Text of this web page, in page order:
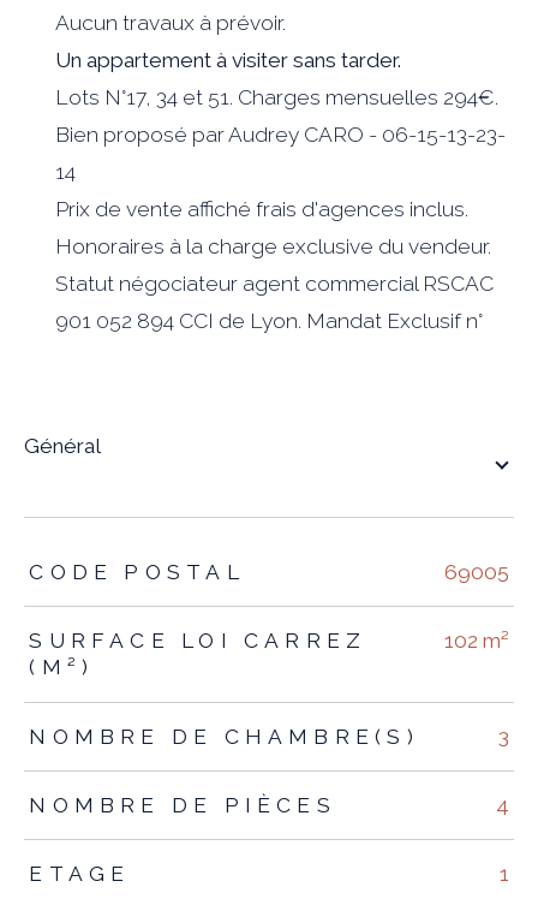
Aucun travaux à prévoir.
Un appartement à visiter sans tarder.
Lots N°17, 34 et 51. Charges mensuelles 294€.
Bien proposé par Audrey CARO - 06-15-13-23-
14
Prix de vente affiché frais d'agences inclus.
Honoraires à la charge exclusive du vendeur.
Statut négociateur agent commercial RSCAC
901 052 894 CCI de Lyon. Mandat Exclusif n°
général
TRAD_ZEPHYR_Caracteristique TRAD_ZEPHYR_Valeurs
CODE POSTAL 69005
SURFACE LOI CARREZ
(M²)
102 m²
NOMBRE DE CHAMBRE(S) 3
NOMBRE DE PIÈCES 4
ETAGE 1